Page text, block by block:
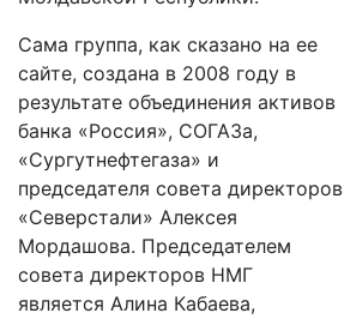
Сама группа, как сказано на ее
сайте, создана в 2008 году в
результате объединения активов
банка «Россия», СОГАЗа,
«Сургутнефтегаза» и
председателя совета директоров
«Северстали» Алексея
Мордашова. Председателем
совета директоров НМГ
является Алина Кабаева,